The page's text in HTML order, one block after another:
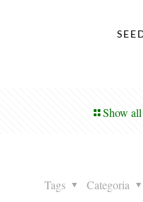
Show all
Categoria
Tags